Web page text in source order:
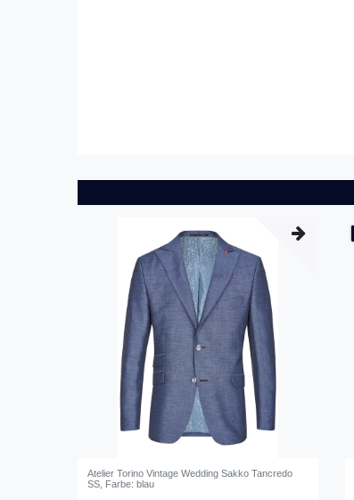
Atelier Torino Vintage Wedding Sakko Tancredo
SS, Farbe: blau